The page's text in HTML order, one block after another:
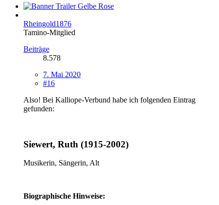
Rheingold1876
Tamino-Mitglied
Beiträge
8.578
7. Mai 2020
#16
Also! Bei Kalliope-Verbund habe ich folgenden Eintrag
gefunden:
Siewert, Ruth (1915-2002)
Musikerin, Sängerin, Alt
Biographische Hinweise: